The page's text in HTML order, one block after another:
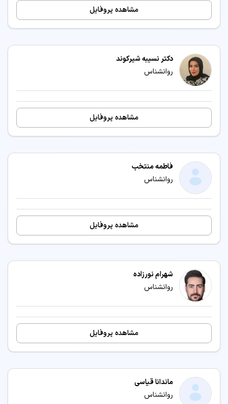
مشاهده پروفایل
دکتر نسیبه شیرکوند
روانشناس
مشاهده پروفایل
فاطمه منتخب
روانشناس
مشاهده پروفایل
شهرام نورزاده
روانشناس
مشاهده پروفایل
ماندانا قیاسی
روانشناس